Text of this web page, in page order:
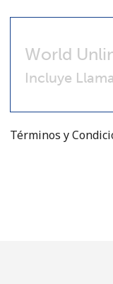
World
Incluye
Términos y